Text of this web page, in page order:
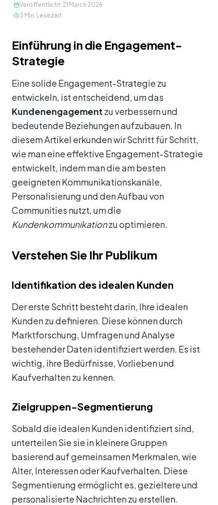
Veröffentlicht: 21 March 2026
3 Min. Lesezeit
Einführung in die Engagement-
Strategie
Eine solide Engagement-Strategie zu
entwickeln, ist entscheidend, um das
Kundenengagement zu verbessern und
bedeutende Beziehungen aufzubauen. In
diesem Artikel erkunden wir Schritt für Schritt,
wie man eine effektive Engagement-Strategie
entwickelt, indem man die am besten
geeigneten Kommunikationskanäle,
Personalisierung und den Aufbau von
Communities nutzt, um die
Kundenkommunikationzu optimieren.
Verstehen Sie Ihr Publikum
Identifikation des idealen Kunden
Der erste Schritt besteht darin, Ihre idealen
Kunden zu definieren. Diese können durch
Marktforschung, Umfragen und Analyse
bestehender Daten identifiziert werden. Es ist
wichtig, ihre Bedürfnisse, Vorlieben und
Kaufverhalten zu kennen.
Zielgruppen-Segmentierung
Sobald die idealen Kunden identifiziert sind,
unterteilen Sie sie in kleinere Gruppen
basierend auf gemeinsamen Merkmalen, wie
Alter, Interessen oder Kaufverhalten. Diese
Segmentierung ermöglicht es, gezieltere und
personalisierte Nachrichten zu erstellen.